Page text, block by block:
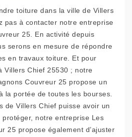
toiture dans la ville de Villers
pas à contacter notre entreprise
25. En activité depuis
serons en mesure de répondre
en travaux toiture. Et pour
Villers Chief 25530 ; notre
Couvreur 25 propose un
la portée de toutes les bourses.
de Villers Chief puisse avoir un
notre entreprise Les
25 propose également d’ajuster